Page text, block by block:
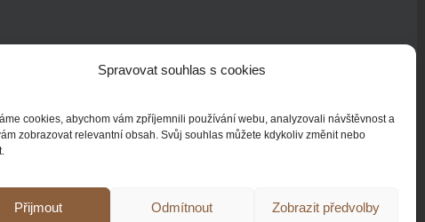
Spravovat souhlas s cookies
cookies, abychom vám zpříjemnili používání webu, analyzovali návštěvnost a
zobrazovat relevantní obsah. Svůj souhlas můžete kdykoliv změnit nebo
Přijmout Odmítnout Zobrazit předvolby